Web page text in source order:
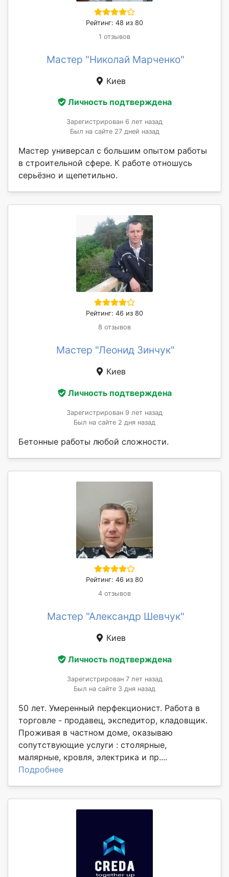
Рейтинг: 48 из 80
1 отзывов
Мастер "Николай Марченко"
Киев
Личность подтверждена
Зарегистрирован 6 лет назад
Был на сайте 27 дней назад
Мастер универсал с большим опытом работы
в строительной сфере. К работе отношусь
серьёзно и щепетильно.
Рейтинг: 46 из 80
8 отзывов
Мастер "Леонид Зинчук"
Киев
Личность подтверждена
Зарегистрирован 9 лет назад
Был на сайте 2 дня назад
Бетонные работы любой сложности.
Рейтинг: 46 из 80
4 отзывов
Мастер "Александр Шевчук"
Киев
Личность подтверждена
Зарегистрирован 7 лет назад
Был на сайте 3 дня назад
50 лет. Умеренный перфекционист. Работа в
торговле - продавец, экспедитор, кладовщик.
Проживая в частном доме, оказываю
сопутствующие услуги : столярные,
малярные, кровля, электрика и пр....
Подробнее